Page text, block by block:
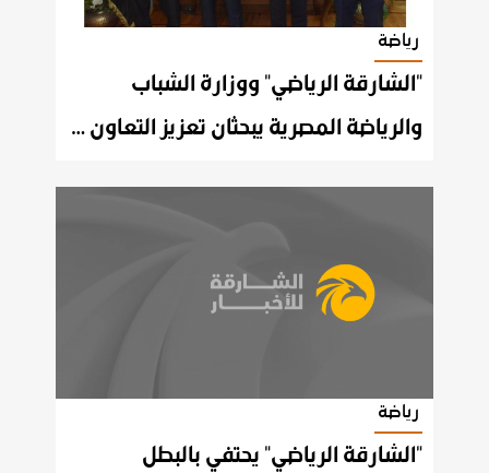
رياضة
"الشارقة الرياضي" ووزارة الشباب
والرياضة المصرية يبحثان تعزيز التعاون المشترك
رياضة
"الشارقة الرياضي" يحتفي بالبطل